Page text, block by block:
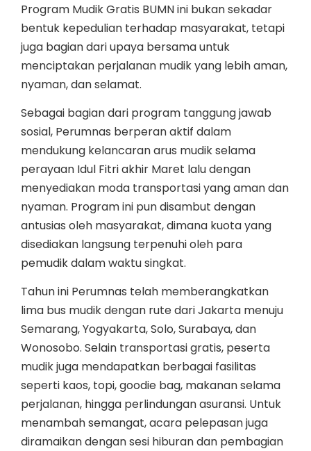
Program Mudik Gratis BUMN ini bukan sekadar
bentuk kepedulian terhadap masyarakat, tetapi
juga bagian dari upaya bersama untuk
menciptakan perjalanan mudik yang lebih aman,
nyaman, dan selamat.
Sebagai bagian dari program tanggung jawab
sosial, Perumnas berperan aktif dalam
mendukung kelancaran arus mudik selama
perayaan Idul Fitri akhir Maret lalu dengan
menyediakan moda transportasi yang aman dan
nyaman. Program ini pun disambut dengan
antusias oleh masyarakat, dimana kuota yang
disediakan langsung terpenuhi oleh para
pemudik dalam waktu singkat.
Tahun ini Perumnas telah memberangkatkan
lima bus mudik dengan rute dari Jakarta menuju
Semarang, Yogyakarta, Solo, Surabaya, dan
Wonosobo. Selain transportasi gratis, peserta
mudik juga mendapatkan berbagai fasilitas
seperti kaos, topi, goodie bag, makanan selama
perjalanan, hingga perlindungan asuransi. Untuk
menambah semangat, acara pelepasan juga
diramaikan dengan sesi hiburan dan pembagian